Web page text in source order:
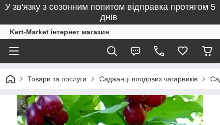
У зв'язку з сезонним попитом відправка протягом 5
днів
Kert-Market інтернет магазин
Товари та послуги Саджанці плодових чагарників